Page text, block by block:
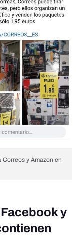
y Amazon en
y